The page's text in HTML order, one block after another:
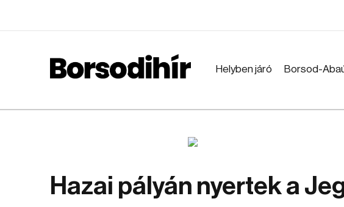
Helyben járó Borsod-
Hazai pályán nyertek a